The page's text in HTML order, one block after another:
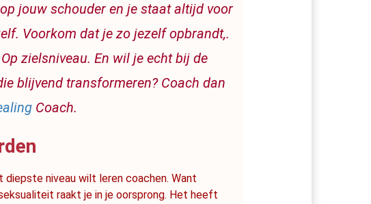
jouw schouder en je staat altijd voor
Voorkom dat je zo jezelf opbrandt,.
zielsniveau. En wil je echt bij de
blijvend transformeren? Coach dan
Coach.
diepste niveau wilt leren coachen. Want
raakt je in je oorsprong. Het heeft